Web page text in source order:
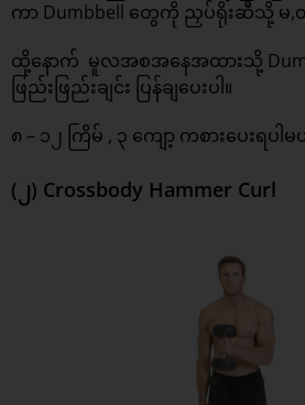
ကာ Dumbbell တွေကို ညှပ်ရိုးဆီသို့ မ,တ
ထို့နောက် မူလအစအနေအထားသို့
ဖြည်းဖြည်းချင်း ပြန်ချပေးပါ။
၈ – ၁၂ ကြိမ် , ၃ ကျော့ ကစားပေးရပါ
(၂) Crossbody Hammer Curl